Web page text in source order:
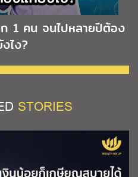
1 คน จนไปหลายปีต้อง
ไง?
STORIES